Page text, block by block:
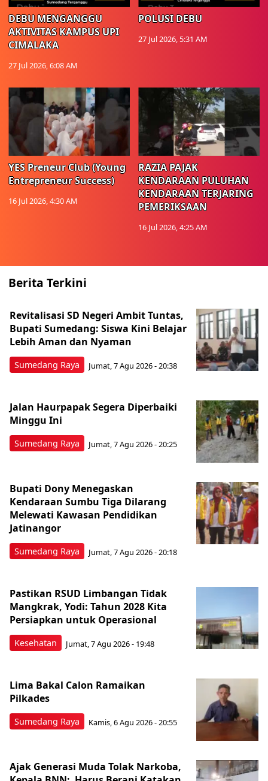
DEBU MENGANGGU
AKTIVITAS KAMPUS UPI
CIMALAKA
27 Jul 2026, 6:08 AM
POLUSI DEBU
27 Jul 2026, 5:31 AM
YES Preneur Club (Young
Entrepreneur Success)
16 Jul 2026, 4:30 AM
RAZIA PAJAK
KENDARAAN PULUHAN
KENDARAAN TERJARING
PEMERIKSAAN
16 Jul 2026, 4:25 AM
Berita Terkini
Sumedang Raya
Revitalisasi SD Negeri Ambit Tuntas,
Bupati Sumedang: Siswa Kini Belajar
Lebih Aman dan Nyaman
Jumat, 7 Agu 2026 - 20:38
Sumedang Raya
Jalan Haurpapak Segera Diperbaiki
Minggu Ini
Jumat, 7 Agu 2026 - 20:25
Sumedang Raya
Bupati Dony Menegaskan
Kendaraan Sumbu Tiga Dilarang
Melewati Kawasan Pendidikan
Jatinangor
Jumat, 7 Agu 2026 - 20:18
Kesehatan
Pastikan RSUD Limbangan Tidak
Mangkrak, Yodi: Tahun 2028 Kita
Persiapkan untuk Operasional
Jumat, 7 Agu 2026 - 19:48
Sumedang Raya
Lima Bakal Calon Ramaikan
Pilkades
Kamis, 6 Agu 2026 - 20:55
Ajak Generasi Muda Tolak Narkoba,